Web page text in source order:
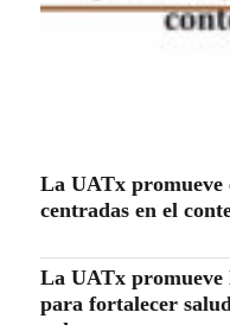
La UATx promueve
centradas en el
La UATx promueve
para fortalecer